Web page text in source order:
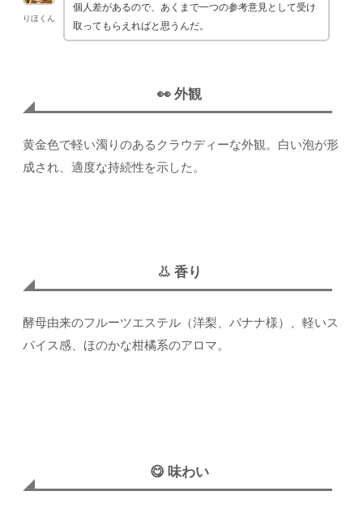
りほくん
個人差があるので、あくまで一つの参考意見として受け
取ってもらえればと思うんだ。
👀 外観
黄金色で軽い濁りのあるクラウディーな外観。白い泡が形
成され、適度な持続性を示した。
👃 香り
酵母由来のフルーツエステル（洋梨、バナナ様）、軽いス
パイス感、ほのかな柑橘系のアロマ。
😋 味わい